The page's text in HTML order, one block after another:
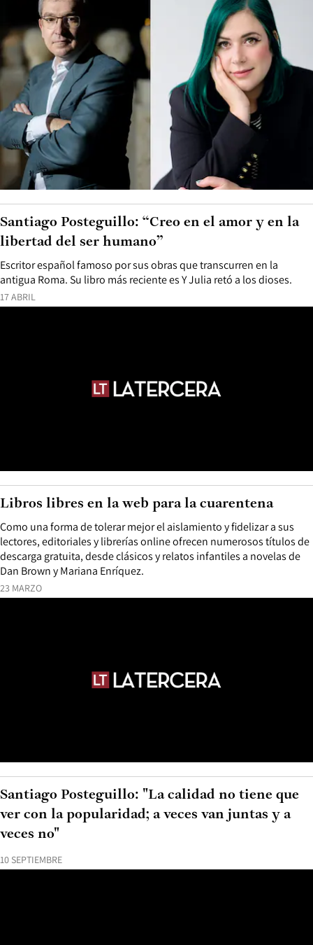
17 ABRIL
Escritor español famoso por sus obras que transcurren en la
antigua Roma. Su libro más reciente es Y Julia retó a los dioses.
Santiago Posteguillo: “Creo en el amor y en la
libertad del ser humano”
23 MARZO
Como una forma de tolerar mejor el aislamiento y fidelizar a sus
lectores, editoriales y librerías online ofrecen numerosos títulos de
descarga gratuita, desde clásicos y relatos infantiles a novelas de
Dan Brown y Mariana Enríquez.
Libros libres en la web para la cuarentena
10 SEPTIEMBRE
Santiago Posteguillo: "La calidad no tiene que
ver con la popularidad; a veces van juntas y a
veces no"